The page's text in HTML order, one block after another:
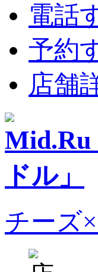
電話
予約
店舗
チーズ